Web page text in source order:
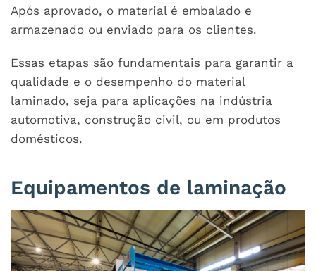
Após aprovado, o material é embalado e
armazenado ou enviado para os clientes.
Essas etapas são fundamentais para garantir a
qualidade e o desempenho do material
laminado, seja para aplicações na indústria
automotiva, construção civil, ou em produtos
domésticos.
Equipamentos de laminação